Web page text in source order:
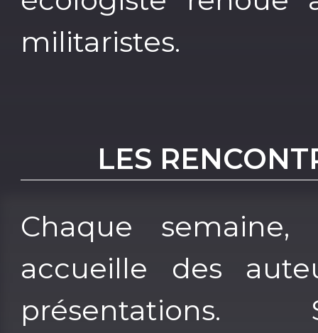
militaristes.
LES
Chaque
accueille des
présentations.